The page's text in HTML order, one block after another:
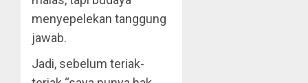
menyepelekan tanggung
jawab.
Jadi, sebelum teriak-